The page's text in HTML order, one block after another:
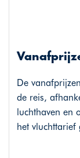
De
de reis,
luchthaven en
het vluchttarief